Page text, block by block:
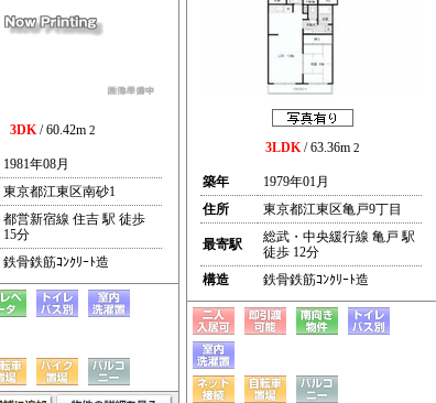
3DK/ 60.42m 2
1981年08月
東京都江東区南砂1
都営新宿線 住吉 駅 徒歩
15分
鉄骨鉄筋ｺﾝｸﾘｰﾄ造
3LDK/ 63.36m 2
築年
1979年01月
住所
東京都江東区亀戸9丁目
最寄駅
総武・中央緩行線 亀戸 駅
徒歩 12分
構造
鉄骨鉄筋ｺﾝｸﾘｰﾄ造